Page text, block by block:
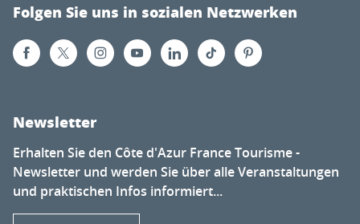
Folgen Sie uns in sozialen Netzwerken
Newsletter
Erhalten Sie den Côte d'Azur France Tourisme -
Newsletter und werden Sie über alle Veranstaltungen
und praktischen Infos informiert...